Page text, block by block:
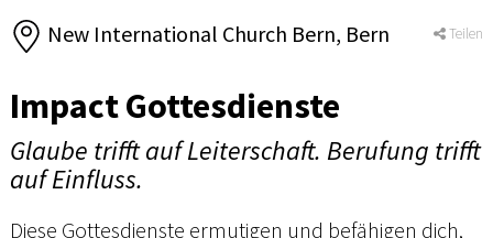
New International Church Bern, Bern Teilen
Impact Gottesdienste
Glaube trifft auf Leiterschaft. Berufung trifft
auf Einfluss.
Diese Gottesdienste ermutigen und befähigen dich,